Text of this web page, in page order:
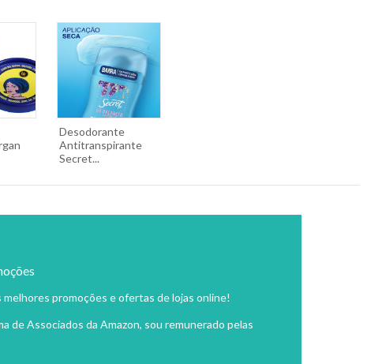
Desodorante
Antitranspirante
Secret...
melhores promoções e ofertas de lojas online!
de Associados da Amazon, sou remunerado pelas